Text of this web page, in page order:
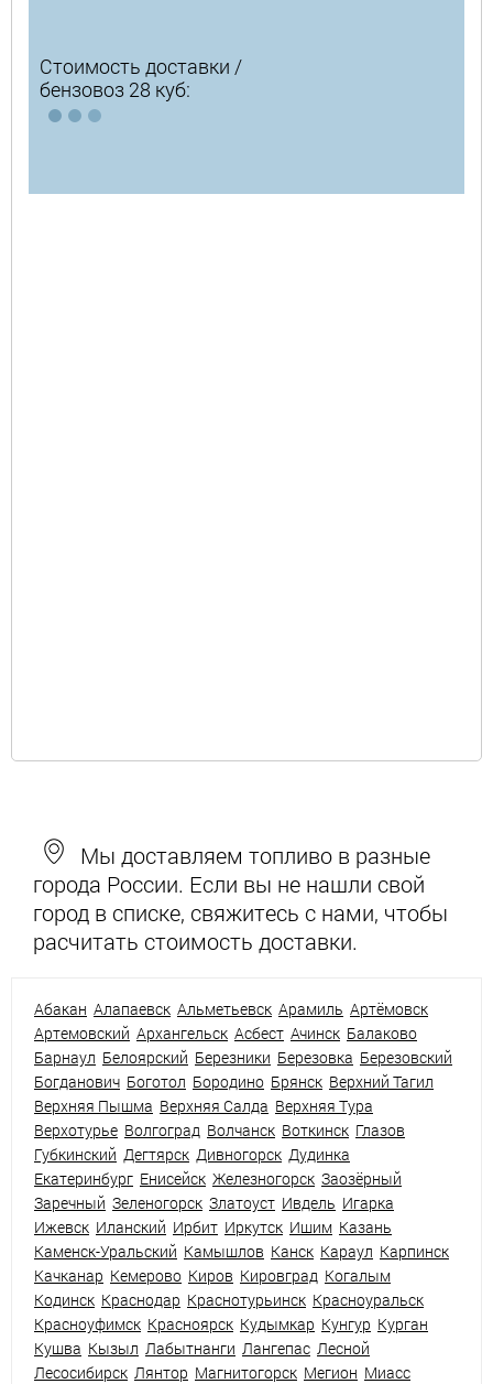
Стоимость доставки /
бензовоз 28 куб:
Мы доставляем топливо в разные
города России. Если вы не нашли свой
город в списке, свяжитесь с нами, чтобы
расчитать стоимость доставки.
Абакан Алапаевск Альметьевск Арамиль Артёмовск
Артемовский Архангельск Асбест Ачинск Балаково
Барнаул Белоярский Березники Березовка Березовский
Богданович Боготол Бородино Брянск Верхний Тагил
Верхняя Пышма Верхняя Салда Верхняя Тура
Верхотурье Волгоград Волчанск Воткинск Глазов
Губкинский Дегтярск Дивногорск Дудинка
Екатеринбург Енисейск Железногорск Заозёрный
Заречный Зеленогорск Златоуст Ивдель Игарка
Ижевск Иланский Ирбит Иркутск Ишим Казань
Каменск-Уральский Камышлов Канск Караул Карпинск
Качканар Кемерово Киров Кировград Когалым
Кодинск Краснодар Краснотурьинск Красноуральск
Красноуфимск Красноярск Кудымкар Кунгур Курган
Кушва Кызыл Лабытнанги Лангепас Лесной
Лесосибирск Лянтор Магнитогорск Мегион Миасс